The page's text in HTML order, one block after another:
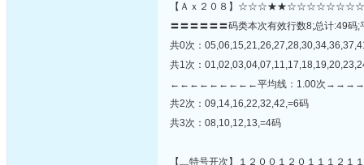
【Ａｘ２０８】
〓〓〓〓〓〓码类本次有效行数8;总计:49码
共0次：
共1次：
←←←←←←←←←平均线：1.00次
共2次：09,14,16,22,32,42,=6码
共3次：08,10,12,13,=4码
【▂特号开次】１２００１２０１１１２１